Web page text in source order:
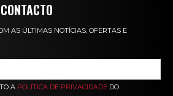
AS ÚLTIMAS NOTÍCIAS, OFERTAS E
A POLÍTICA DE PRIVACIDADE DO